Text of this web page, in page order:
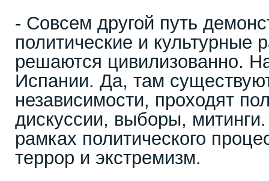
- Совсем другой путь
политические и культурные
решаются цивилизованно.
Испании. Да, там
независимости, проходят
дискуссии, выборы,
рамках политического
террор и экстремизм.